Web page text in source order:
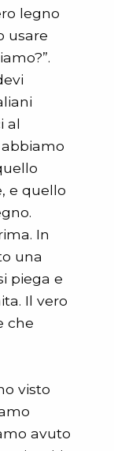
legno
usare
al
e quello
In
una
piega e
Il vero
che
visto
avuto